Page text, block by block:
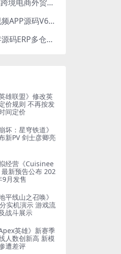
Java多语言跨境电商外贸商城TikToKshop内嵌商城I商家入驻I一键铺
新版绿豆视频APP源码V6.6 免授权插件版
PHP进销存源码ERP多仓库管理系统 手机版进销存 php网络版进销存小程序
英雄联盟》修改英
价规则 不再按发
间定价
崩坏：星穹铁道》
新PV 剑士彦卿亮
经营《Cuisinee
新预告公布 202
9月发售
地平线山之召唤》
实机演示 游戏流
战斗展示
Apex英雄》新赛季
人数创新高 新模
遭差评